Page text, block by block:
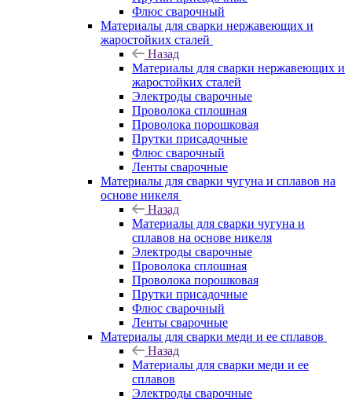
Флюс сварочный
Материалы для сварки нержавеющих и
жаростойких сталей
Назад
Материалы для сварки нержавеющих и
жаростойких сталей
Электроды сварочные
Проволока сплошная
Проволока порошковая
Прутки присадочные
Флюс сварочный
Ленты сварочные
Материалы для сварки чугуна и сплавов на
основе никеля
Назад
Материалы для сварки чугуна и
сплавов на основе никеля
Электроды сварочные
Проволока сплошная
Проволока порошковая
Прутки присадочные
Флюс сварочный
Ленты сварочные
Материалы для сварки меди и ее сплавов
Назад
Материалы для сварки меди и ее
сплавов
Электроды сварочные